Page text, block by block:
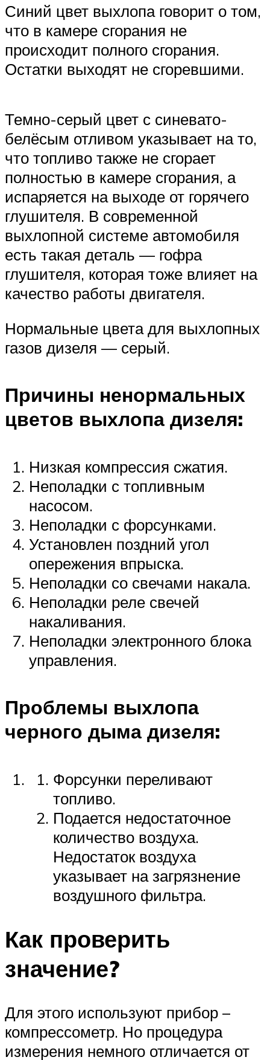
Синий цвет выхлопа говорит о том,
что в камере сгорания не
происходит полного сгорания.
Остатки выходят не сгоревшими.
Темно-серый цвет с синевато-
белёсым отливом указывает на то,
что топливо также не сгорает
полностью в камере сгорания, а
испаряется на выходе от горячего
глушителя. В современной
выхлопной системе автомобиля
есть такая деталь — гофра
глушителя, которая тоже влияет на
качество работы двигателя.
Нормальные цвета для выхлопных
газов дизеля — серый.
Причины ненормальных
цветов выхлопа дизеля:
Низкая компрессия сжатия.
Неполадки с топливным
насосом.
Неполадки с форсунками.
Установлен поздний угол
опережения впрыска.
Неполадки со свечами накала.
Неполадки реле свечей
накаливания.
Неполадки электронного блока
управления.
Проблемы выхлопа
черного дыма дизеля:
Форсунки переливают
топливо.
Подается недостаточное
количество воздуха.
Недостаток воздуха
указывает на загрязнение
воздушного фильтра.
Как проверить
значение?
Для этого используют прибор –
компрессометр. Но процедура
измерения немного отличается от